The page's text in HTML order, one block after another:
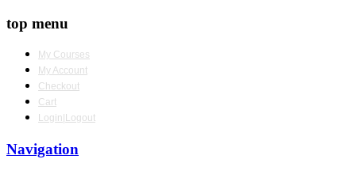
top menu
My Courses
My Account
Checkout
Cart
Login|Logout
Navigation